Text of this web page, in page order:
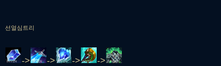
선얼심트리
-> -> -> ->